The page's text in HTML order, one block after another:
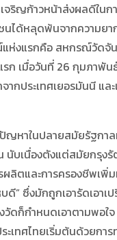
ริญก้าวหน้าส่งผลดีในก
นได้หลุดพ้นจากความย
ห่งแรกคือ สหกรณ์วัดจั
ก เมื่อวันที่ 26 กุมภาพัน
จากประเทศเยอรมันนี
าในปลายสมัยรัฐกาล
บเนื่องตังแต่สมัยกรุงรั
ผลิตและการครองชีพเ
” ซึ่งมักถูกเอารัดเอา
วัดก็กำหนดเอาตามพอใ
เทศไทยเริ่มต้นด้วยก